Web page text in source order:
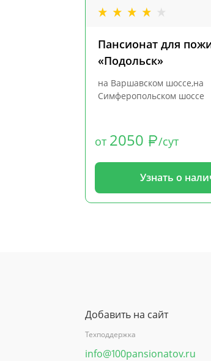
Пансионат для
«Подольск»
на Варшавском шоссе,на
Симферопольском шоссе
от 2050 /сут
Узнать о
Добавить на сайт
Техподдержка
info@100pansionatov.ru